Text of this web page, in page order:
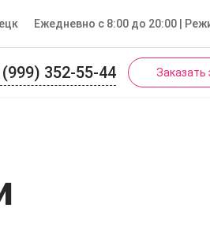
Ежедневно с 8:00 до 20:00 |
352-55-44 Заказать